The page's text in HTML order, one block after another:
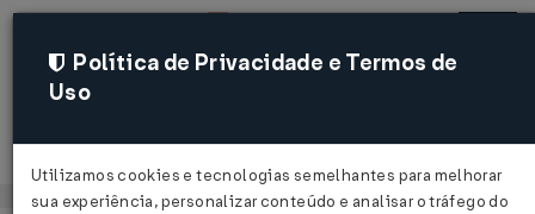
Acessar
Política de Privacidade e Termos de
Uso
Utilizamos cookies e tecnologias semelhantes para melhorar
sua experiência, personalizar conteúdo e analisar o tráfego do